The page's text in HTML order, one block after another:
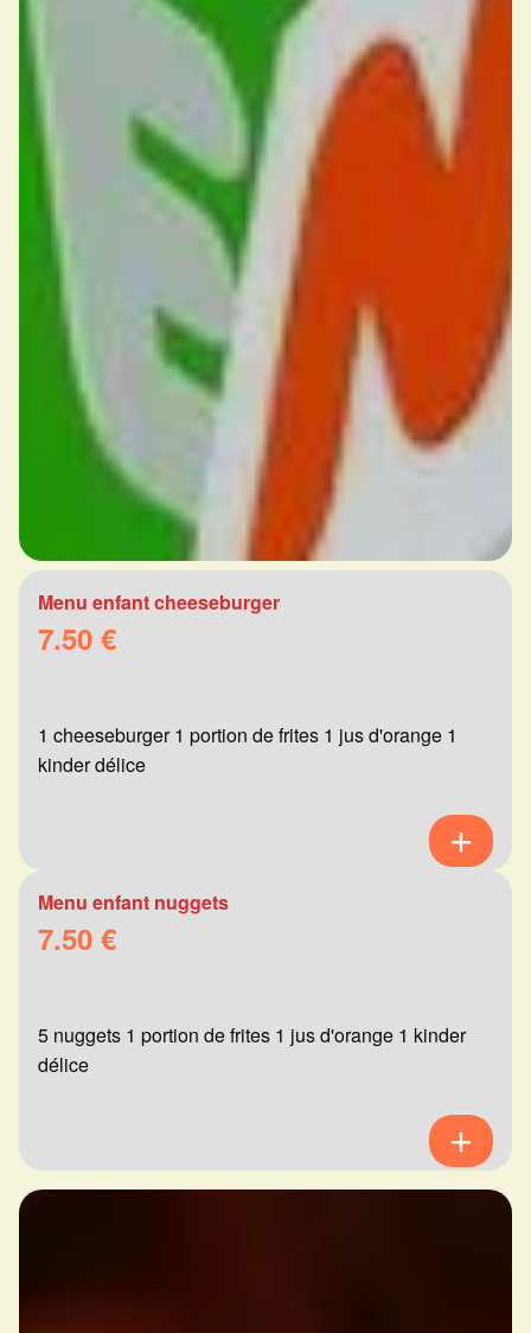
Menu enfant cheeseburger
7.50 €
1 cheeseburger 1 portion de frites 1 jus d'orange 1
kinder délice
Menu enfant nuggets
7.50 €
5 nuggets 1 portion de frites 1 jus d'orange 1 kinder
délice